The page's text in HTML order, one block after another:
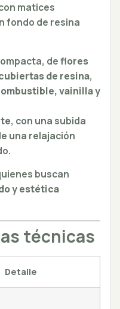
matices
fondo de resina
deflores
de resina,
vainilla y
, con una subida
una relajación
buscan
y estética
técnicas
Detalle